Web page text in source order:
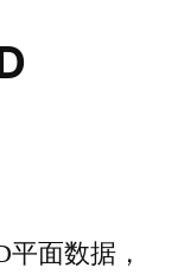
面数据，